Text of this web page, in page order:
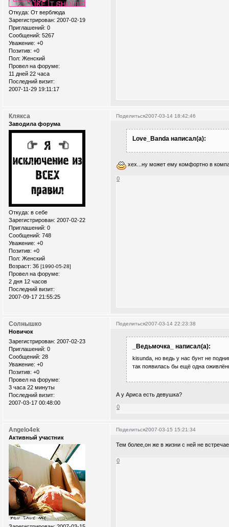
Откуда: От верблюда
Зарегистрирован: 2007-02-19
Приглашений: 0
Сообщений: 5267
Уважение: +0
Позитив: +0
Пол: Женский
Провел на форуме:
11 дней 22 часа
Последний визит:
2007-11-29 19:11:17
Поделиться2007-03-14 18:42:46
Клякса
Заводила форума
Откуда: в себе
Зарегистрирован: 2007-02-22
Приглашений: 0
Сообщений: 748
Уважение: +0
Позитив: +0
Пол: Женский
Возраст: 36 [1990-05-28]
Провел на форуме:
2 дня 12 часов
Последний визит:
2007-09-17 21:55:25
Love_Banda написал(а):
хех...ну может ему комфортно в
0
Поделиться2007-03-14 22:23:38
Солнышко
Новичок
Зарегистрирован: 2007-02-23
Приглашений: 0
Сообщений: 28
Уважение: +0
Позитив: +0
Провел на форуме:
3 часа 22 минуты
Последний визит:
2007-03-17 00:48:00
_Ведьмочка_ написал(а):
kisunda, но ведь у нас бунт не
так появилась бы ещё одна
А у Ариса есть девушка?
0
Поделиться2007-03-15 15:21:34
Angelo4ek
Активный участник
Тем более,он же в жизни с ней не
0